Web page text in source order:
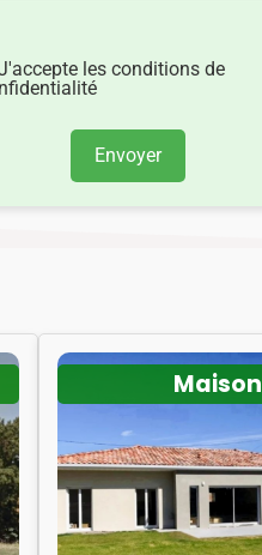
les conditions de
Envoyer
Maison